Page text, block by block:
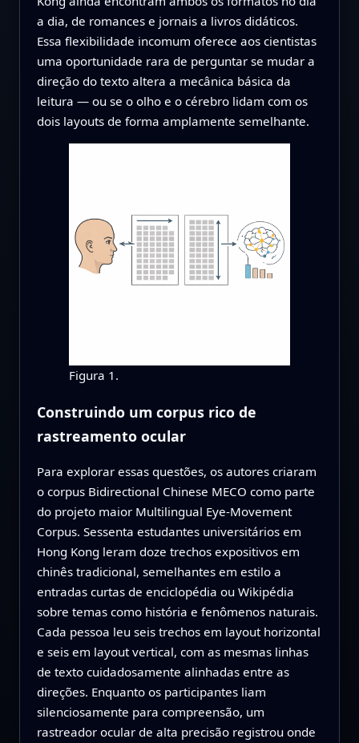
a dia, de romances e jornais a livros didáticos.
Essa flexibilidade incomum oferece aos cientistas
uma oportunidade rara de perguntar se mudar a
direção do texto altera a mecânica básica da
leitura — ou se o olho e o cérebro lidam com os
dois layouts de forma amplamente semelhante.
Figura 1.
Construindo um corpus rico de
rastreamento ocular
Para explorar essas questões, os autores criaram
o corpus Bidirectional Chinese MECO como parte
do projeto maior Multilingual Eye-Movement
Corpus. Sessenta estudantes universitários em
Hong Kong leram doze trechos expositivos em
chinês tradicional, semelhantes em estilo a
entradas curtas de enciclopédia ou Wikipédia
sobre temas como história e fenômenos naturais.
Cada pessoa leu seis trechos em layout horizontal
e seis em layout vertical, com as mesmas linhas
de texto cuidadosamente alinhadas entre as
direções. Enquanto os participantes liam
silenciosamente para compreensão, um
rastreador ocular de alta precisão registrou onde